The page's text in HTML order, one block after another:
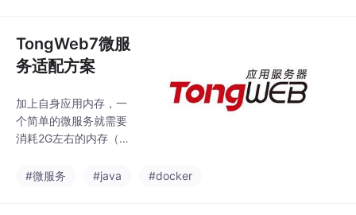
铺与你调用wx.getLoca
tion的距离列表，可以
是不同的展现方式。第
也很重要，要尽量能体
现你们的使用场景与你
上传的截图或者视频录
能帮到你们。如果还是
TongWeb7微服
务适配方案
加上自身应用内存，一
个简单的微服务就需要
消耗2G左右的内存（P
个简单的微服务应用，
#微服务 #java #docker